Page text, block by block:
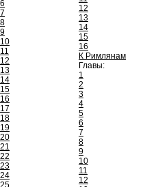
6
7
8
9
10
11
12
13
14
15
16
17
18
19
20
21
22
23
24
25
12
13
14
15
16
К Римлянам
Главы:
1
2
3
4
5
6
7
8
9
10
11
12